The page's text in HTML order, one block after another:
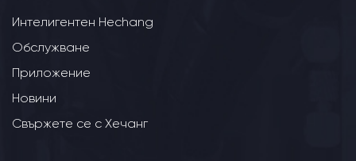
Интелигентен Hechang
Обслужване
Приложение
Новини
Свържете се с Хечанг